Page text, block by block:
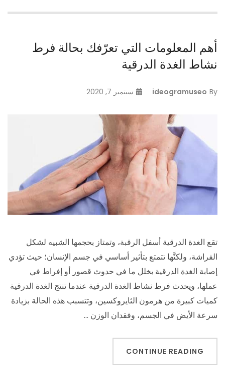
أهم المعلومات التي تعرّفك بحالة فرط
نشاط الغدة الدرقية
By
ideogramuseo سبتمبر 7, 2020
تقع الغدة الدرقية أسفل الرقبة، وتمتاز بحجمها الشبيه لشكل
الفراشة، ولكنَّها تتمتع بتأثير أساسي في جسم الإنسان؛ حيث تؤدي
إصابة الغدة الدرقية بخلل ما في حدوث قصور أو إفراط في
عملها، ويحدث فرط نشاط الغدة الدرقية عندما تنتج الغدة الدرقية
كميات كبيرة من هرمون الثايروكسين، وتتسبب هذه الحالة بزيادة
سرعة الأيض في الجسم، وفقدان الوزن …
CONTINUE READING